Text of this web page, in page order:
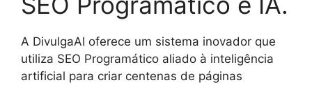
A DivulgaAI oferece um sistema inovador que
utiliza SEO Programático aliado à inteligência
artificial para criar centenas de páginas